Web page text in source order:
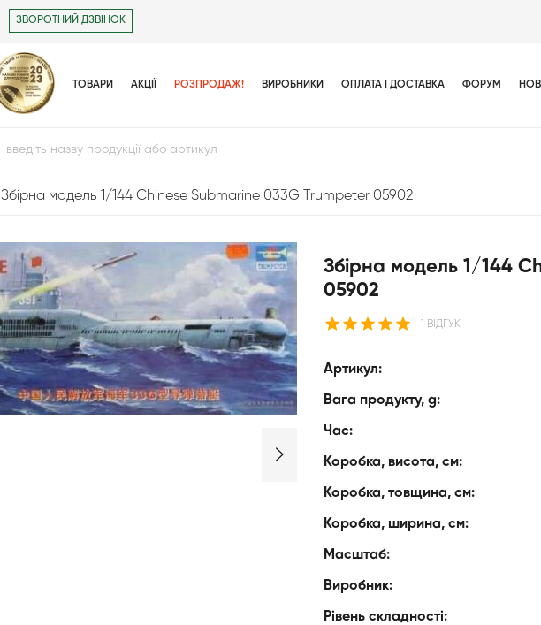
ЗВОРОТНИЙ ДЗВІНОК
ТОВАРИ АКЦІЇ РОЗПРОДАЖ! ВИРОБНИКИ ОПЛАТА І ДОСТАВКА ФОРУМ
Збірна модель 1/144 Chinese Submarine 033G Trumpeter 05902
Збірна модель 1/144
05902
1 ВІДГУК
Артикул:
Вага продукту, g:
Час:
Коробка, висота, см:
Коробка, товщина, см:
Коробка, ширина, см:
Масштаб:
Виробник:
Рівень складності: